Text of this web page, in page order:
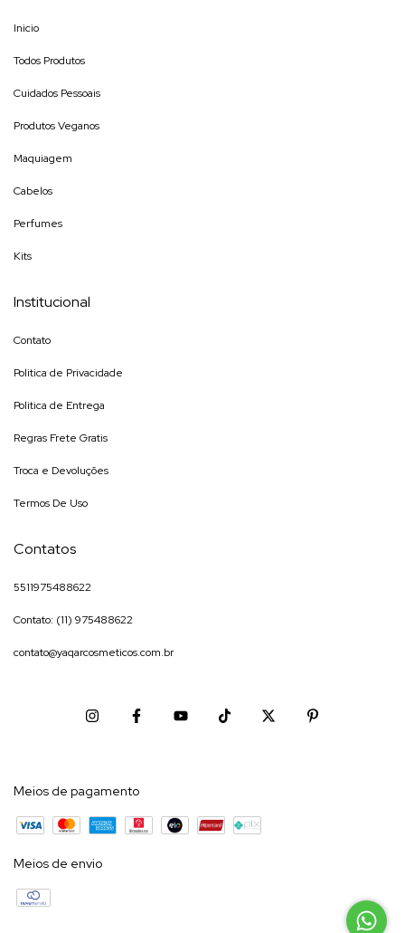
Inicio
Todos Produtos
Cuidados Pessoais
Produtos Veganos
Maquiagem
Cabelos
Perfumes
Kits
Institucional
Contato
Politica de Privacidade
Politica de Entrega
Regras Frete Gratis
Troca e Devoluções
Termos De Uso
Contatos
5511975488622
Contato: (11) 975488622
contato@yaqarcosmeticos.com.br
Meios de pagamento
Meios de envio